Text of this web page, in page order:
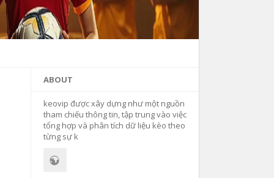
ABOUT
keovip được xây dựng như một nguồn
tham chiếu thông tin, tập trung vào việc
tổng hợp và phân tích dữ liệu kèo theo
từng sự k